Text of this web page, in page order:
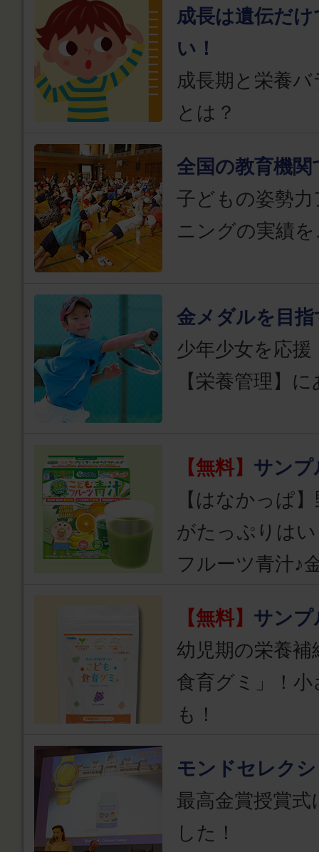
成長は遺伝だ
い！
成長期と栄養
とは？
全国の教育機関
子どもの姿勢
ニングの実績
金メダルを目指
少年少女を応
【栄養管理】
【無料】 サンプ
【はなかっぱ
がたっぷりは
フルーツ青汁♪
【無料】 サンプ
幼児期の栄養
食育グミ」！
も！
モンドセレク
最高金賞授賞
した！